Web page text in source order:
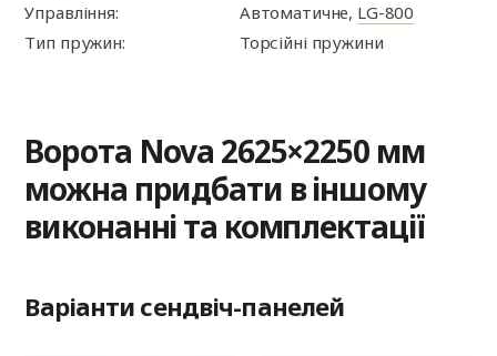
Управління:
Автоматичне, LG-800
Тип пружин:
Торсійні пружини
Ворота Nova 2625×2250 мм
можна придбати в іншому
виконанні та комплектації
Варіанти сендвіч-панелей